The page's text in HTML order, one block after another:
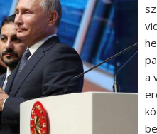
a